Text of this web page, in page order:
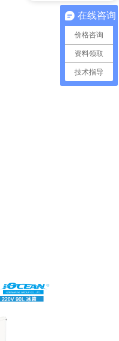
在线咨询
价格咨询
资料领取
技术指导